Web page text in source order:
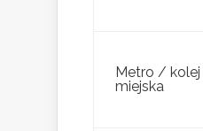
Metro / kolej
miejska